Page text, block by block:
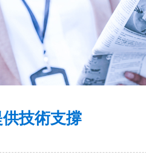
技術支撐